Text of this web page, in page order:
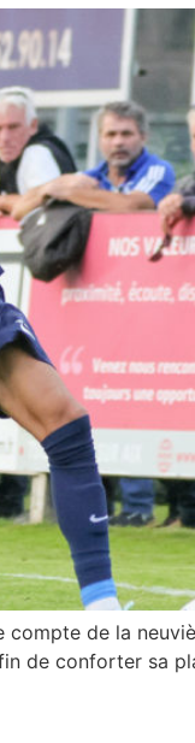
de la
de conforter sa